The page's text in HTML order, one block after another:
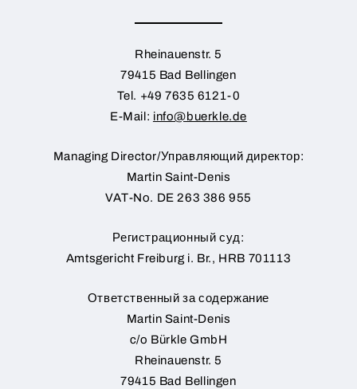
Rheinauenstr. 5
79415 Bad Bellingen
Tel. +49 7635 6121-0
E-Mail: info@buerkle.de
Managing Director/Управляющий директор:
Martin Saint-Denis
VAT-No. DE 263 386 955
Регистрационный суд:
Amtsgericht Freiburg i. Br., HRB 701113
Ответственный за содержание
Martin Saint-Denis
c/o Bürkle GmbH
Rheinauenstr. 5
79415 Bad Bellingen